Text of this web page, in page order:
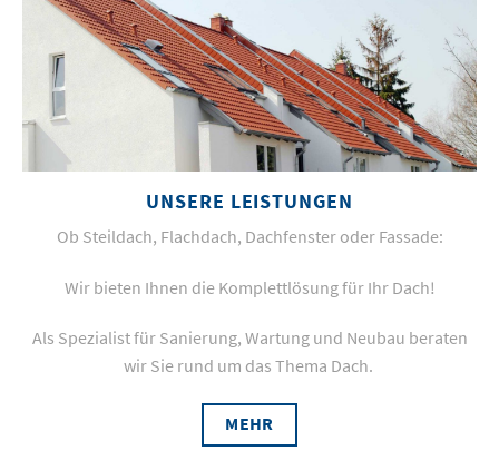
UNSERE LEISTUNGEN
Ob Steildach, Flachdach, Dachfenster oder Fassade:
Wir bieten Ihnen die Komplettlösung für Ihr Dach!
Als Spezialist für Sanierung, Wartung und Neubau beraten
wir Sie rund um das Thema Dach.
MEHR